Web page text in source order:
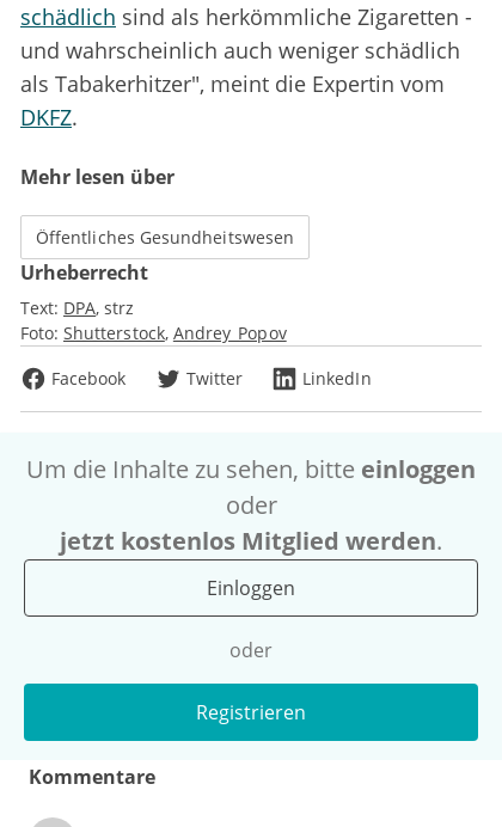
schädlich sind als herkömmliche Zigaretten -
und wahrscheinlich auch weniger schädlich
als Tabakerhitzer", meint die Expertin vom
DKFZ.
Mehr lesen über
Öffentliches Gesundheitswesen
Urheberrecht
Text: DPA strz
Foto: Shutterstock Andrey_Popov
Facebook
Twitter LinkedIn
Um die Inhalte zu sehen, bitte einloggen
oder
jetzt kostenlos Mitglied werden.
Einloggen
oder
Registrieren
Kommentare